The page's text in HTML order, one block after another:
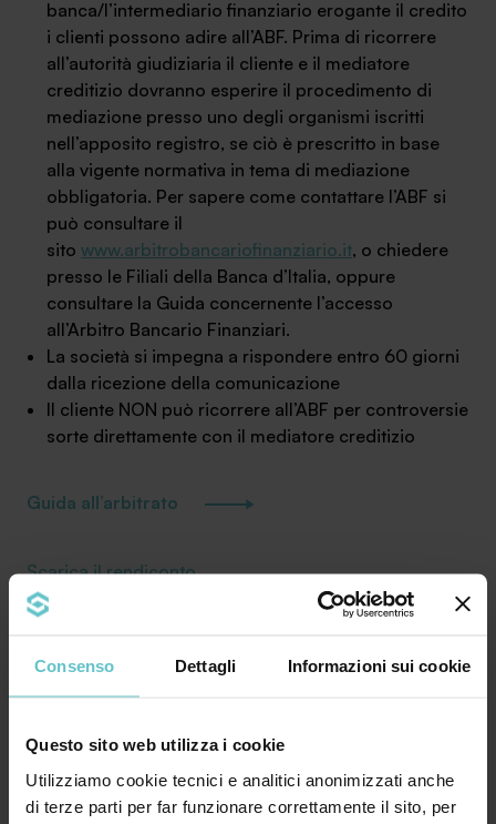
Consenso Dettagli Informazioni sui cookie
Questo sito web utilizza i cookie
Utilizziamo cookie tecnici e analitici anonimizzati anche
di terze parti per far funzionare correttamente il sito, per
+030.3540104
info@safinance.it
banca/l’intermediario finanziario erogante il credito
i clienti possono adire all’ABF. Prima di ricorrere
all’autorità giudiziaria il cliente e il mediatore
creditizio dovranno esperire il procedimento di
mediazione presso uno degli organismi iscritti
nell’apposito registro, se ciò è prescritto in base
alla vigente normativa in tema di mediazione
obbligatoria. Per sapere come contattare l’ABF si
può consultare il
sito www.arbitrobancariofinanziario.it, o chiedere
presso le Filiali della Banca d’Italia, oppure
consultare la Guida concernente l’accesso
all’Arbitro Bancario Finanziari.
La società si impegna a rispondere entro 60 giorni
dalla ricezione della comunicazione
Il cliente NON può ricorrere all’ABF per controversie
sorte direttamente con il mediatore creditizio
Guida all’arbitrato
Scarica il rendiconto